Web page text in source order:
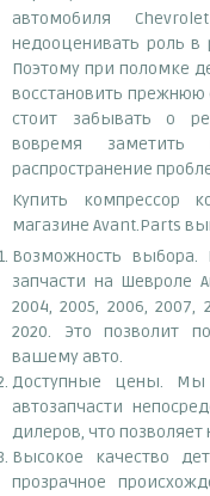
автомобиля
недооценивать роль в
Поэтому при поломке
восстановить
стоит забывать о
вовремя заметить
распространение
Купить компрессор
магазине Avant.Parts
Возможность выбора.
запчасти на Шевроле
2004, 2005, 2006, 2007,
2020. Это позволит
вашему авто.
Доступные цены. Мы
автозапчасти
дилеров, что
Высокое качество
прозрачное